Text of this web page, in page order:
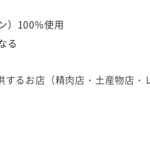
）100%使用
る
るお店（精肉店・土産物店・